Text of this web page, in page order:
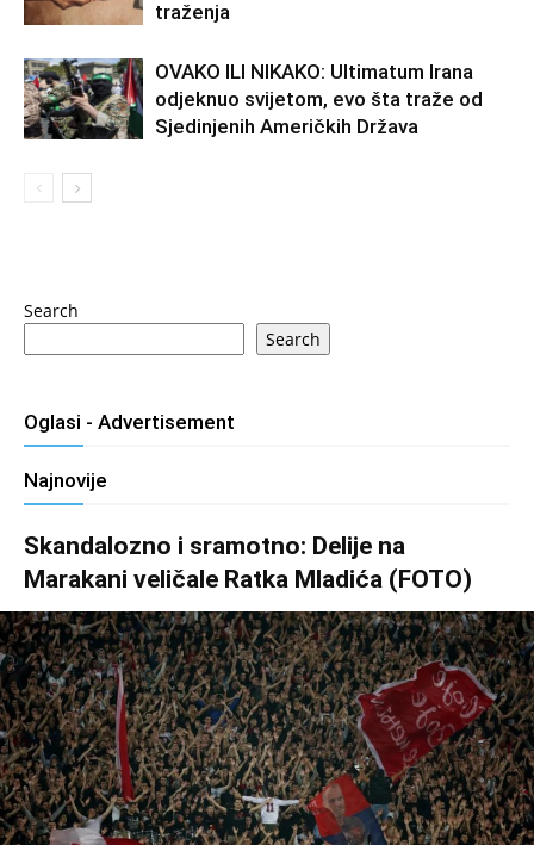
traženja
OVAKO ILI NIKAKO: Ultimatum Irana
odjeknuo svijetom, evo šta traže od
Sjedinjenih Američkih Država
Search
Search
Oglasi - Advertisement
Najnovije
Skandalozno i sramotno: Delije na
Marakani veličale Ratka Mladića (FOTO)